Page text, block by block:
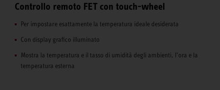
Controllo remoto FET con touch-wheel
Per impostare esattamente la temperatura ideale desiderata
Con display grafico illuminato
Mostra la temperatura e il tasso di umidità degli ambienti, l’ora e la
temperatura esterna